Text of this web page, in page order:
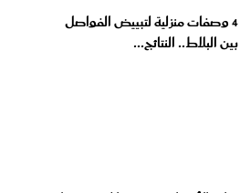
4 وصفات منزلية لتبييض الفواصل
بين البلاط.. النتائج...